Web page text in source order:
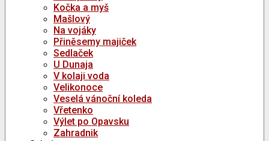
Kočka a myš
Mašlový
Na vojáky
Přiněsemy majiček
Sedlaček
U Dunaja
V kolaji voda
Velikonoce
Veselá vánoční koleda
Vřetenko
Výlet po Opavsku
Zahradnik